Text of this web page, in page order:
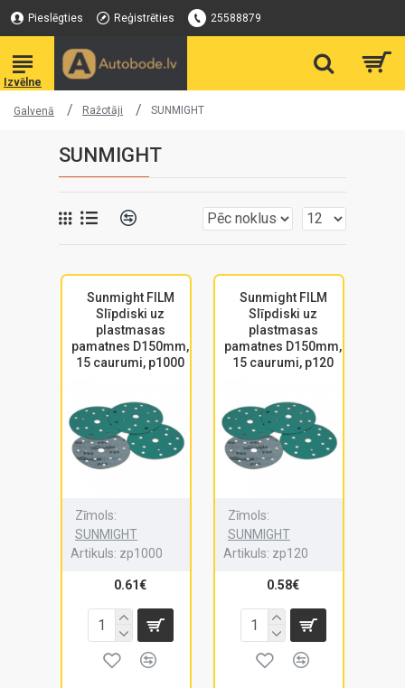
Pieslēgties Reģistrēties 25588879
Galvenā Ražotāji SUNMIGHT
SUNMIGHT
Sunmight FILM
Slīpdiski uz
plastmasas
pamatnes D150mm,
15 caurumi, p1000
Zīmols:
SUNMIGHT
Artikuls: zp1000
0.61€
Sunmight FILM
Slīpdiski uz
plastmasas
pamatnes D150mm,
15 caurumi, p120
Zīmols:
SUNMIGHT
Artikuls: zp120
0.58€